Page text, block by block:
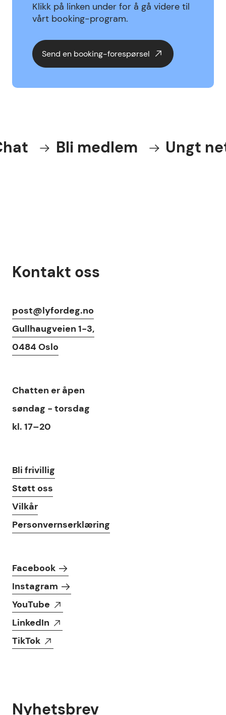
Klikk på linken under for å gå videre til
vårt booking-program.
Send en booking-forespørsel
Bli medlem Ungt
Kontakt oss
Kontaktinfo
post@lyfordeg.no
Gullhaugveien 1-3,
0484 Oslo
Chat
Chatten er åpen
søndag - torsdag
kl. 17–20
Lenker
Bli frivillig
Støtt oss
Vilkår
Personvernserklæring
Følg oss i sosiale medier
Facebook
Instagram
YouTube
LinkedIn
TikTok
Nyhetsbrev